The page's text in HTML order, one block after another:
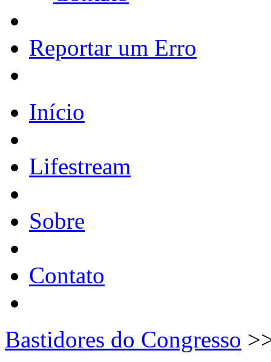
Reportar um Erro
Início
Lifestream
Sobre
Contato
Bastidores do Congresso